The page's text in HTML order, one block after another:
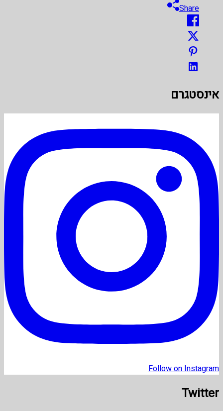
Share
אינסטגרם
Follow on Instagram
Twitter